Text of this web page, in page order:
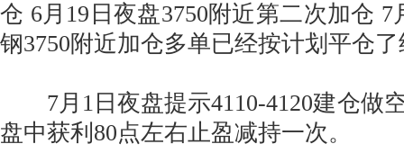
仓 6月19日夜盘3750附近第二次加仓
钢3750附近加仓多单已经按计划平仓
7月1日夜盘提示4110-4120建仓做
盘中获利80点左右止盈减持一次。